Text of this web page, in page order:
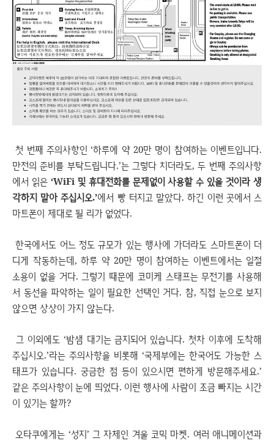
첫 번째 주의사항인 ‘하루에 약 20만 명이 참여하는 이벤트입니다.
만전의 준비를 부탁드립니다.’는 그렇다 치더라도, 두 번째 주의사항
에서 읽은 ‘WiFi 및 휴대전화를 문제없이 사용할 수 있을 것이라 생
각하지 말아 주십시오.’에서 빵 터지고 말았다. 하긴 이런 곳에서 스
마트폰이 제대로 될 리가 없었다.
한국에서도 어느 정도 규모가 있는 행사에 가더라도 스마트폰이 더
디게 작동하는데, 하루 약 20만 명이 참여하는 이벤트에서는 일절
소용이 없을 거다. 그렇기 때문에 코미케 스태프는 무전기를 사용해
서 동선을 파악하는 일이 필요한 선택인 거다. 참, 직접 눈으로 보지
않으면 상상이 가지 않는다.
그 이외에도 ‘밤샘 대기는 금지되어 있습니다. 첫차 이후에 도착해
주십시오.’라는 주의사항을 비롯해 ‘국제부에는 한국어도 가능한 스
태프가 있습니다. 궁금한 점 등이 있으시면 편하게 방문해주세요.’
같은 주의사항이 눈에 띄었다. 이런 행사에 사람이 조금 빠지는 시간
이 있기는 할까?
오타쿠에게는 ‘성지’ 그 자체인 겨울 코믹 마켓. 여러 애니메이션과